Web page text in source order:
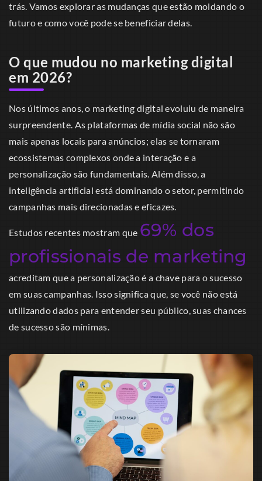
trás. Vamos explorar as mudanças que estão moldando o
futuro e como você pode se beneficiar delas.
O que mudou no marketing digital
em 2026?
Nos últimos anos, o marketing digital evoluiu de maneira
surpreendente. As plataformas de mídia social não são
mais apenas locais para anúncios; elas se tornaram
ecossistemas complexos onde a interação e a
personalização são fundamentais. Além disso, a
inteligência artificial está dominando o setor, permitindo
campanhas mais direcionadas e eficazes.
Estudos recentes mostram que 69% dos
profissionais de marketing
acreditam que a personalização é a chave para o sucesso
em suas campanhas. Isso significa que, se você não está
utilizando dados para entender seu público, suas chances
de sucesso são mínimas.